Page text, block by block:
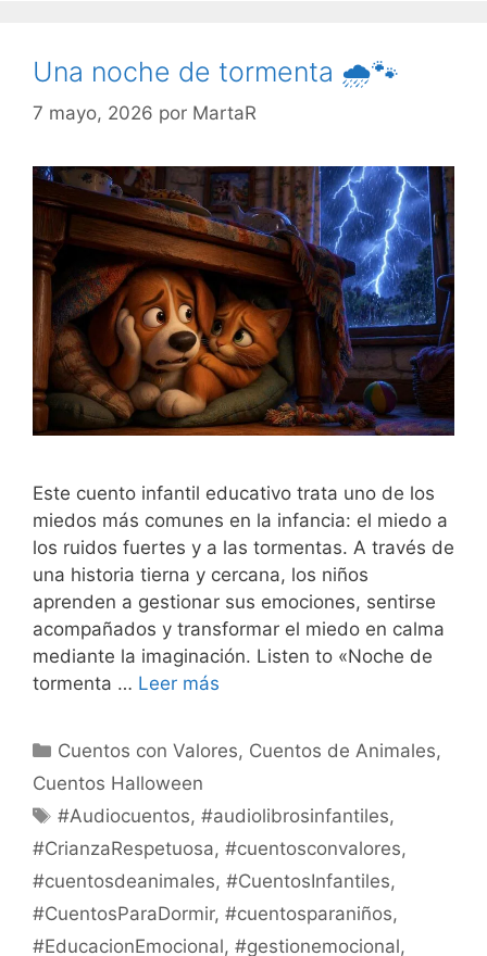
Una noche de tormenta 🌧️🐾
7 mayo, 2026 por MartaR
Este cuento infantil educativo trata uno de los
miedos más comunes en la infancia: el miedo a
los ruidos fuertes y a las tormentas. A través de
una historia tierna y cercana, los niños
aprenden a gestionar sus emociones, sentirse
acompañados y transformar el miedo en calma
mediante la imaginación. Listen to «Noche de
tormenta … Leer más
Categorías
Cuentos con Valores, Cuentos de Animales,
Cuentos Halloween
Etiquetas
#Audiocuentos,#audiolibrosinfantiles,
#CrianzaRespetuosa, #cuentosconvalores,
#cuentosdeanimales, #CuentosInfantiles,
#CuentosParaDormir, #cuentosparaniños,
#EducacionEmocional, #gestionemocional,